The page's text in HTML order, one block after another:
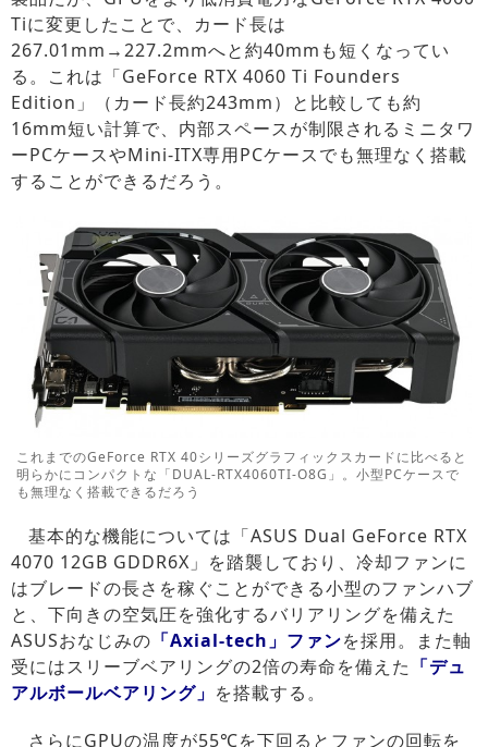
Tiに変更したことで、カード長は
267.01mm→227.2mmへと約40mmも短くなってい
る。これは「GeForce RTX 4060 Ti Founders
Edition」（カード長約243mm）と比較しても約
16mm短い計算で、内部スペースが制限されるミニタワ
ーPCケースやMini-ITX専用PCケースでも無理なく搭載
することができるだろう。
これまでのGeForce RTX 40シリーズグラフィックスカードに比べると
明らかにコンパクトな「DUAL-RTX4060TI-O8G」。小型PCケースで
も無理なく搭載できるだろう
基本的な機能については「ASUS Dual GeForce RTX
4070 12GB GDDR6X」を踏襲しており、冷却ファンに
はブレードの長さを稼ぐことができる小型のファンハブ
と、下向きの空気圧を強化するバリアリングを備えた
ASUSおなじみの 「Axial-tech」ファンを採用。また軸
受にはスリーブベアリングの2倍の寿命を備えた 「デュ
アルボールベアリング」 を搭載する。
さらにGPUの温度が55℃を下回るとファンの回転を